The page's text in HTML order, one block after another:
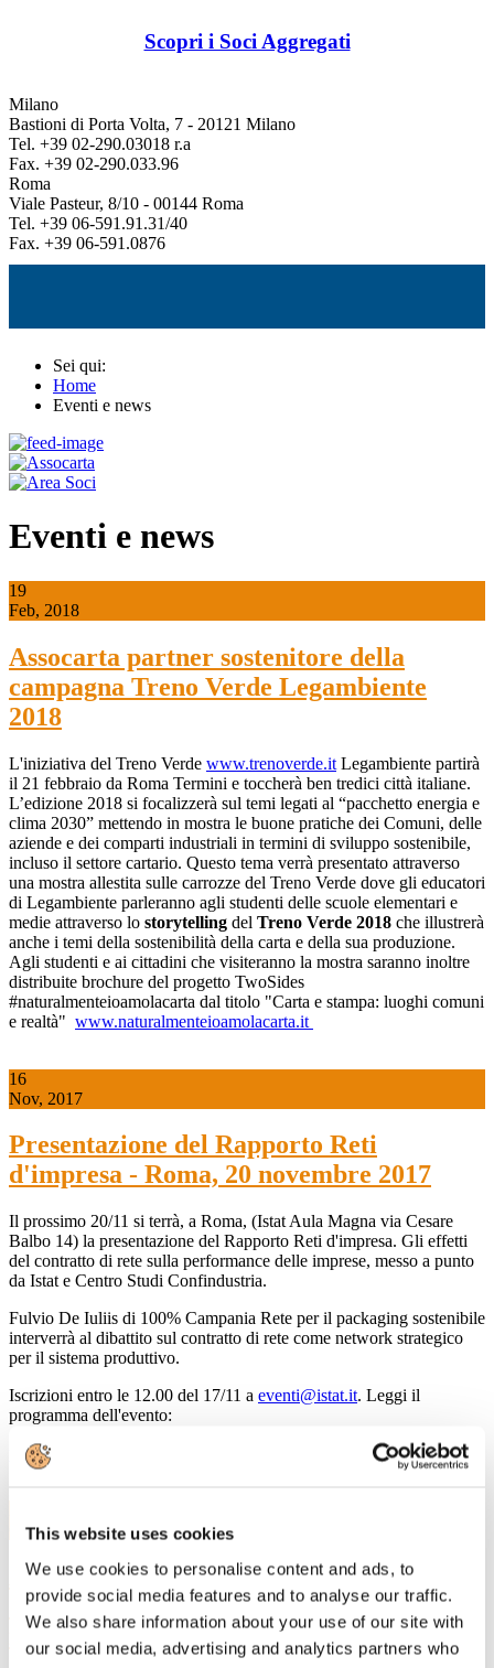
This website uses cookies
We use cookies to personalise content and ads, to
provide social media features and to analyse our traffic.
We also share information about your use of our site with
our social media, advertising and analytics partners who
Scopri i Soci Aggregati
Milano
Bastioni di Porta Volta, 7 - 20121 Milano
Tel. +39 02-290.03018 r.a
Fax. +39 02-290.033.96
Roma
Viale Pasteur, 8/10 - 00144 Roma
Tel. +39 06-591.91.31/40
Fax. +39 06-591.0876
Sei qui:
Home
Eventi e news
Eventi e news
19
Feb, 2018
Assocarta partner sostenitore della
campagna Treno Verde Legambiente
2018
L'iniziativa del Treno Verde www.trenoverde.it Legambiente partirà
il 21 febbraio da Roma Termini e toccherà ben tredici città italiane.
L’edizione 2018 si focalizzerà sul temi legati al “pacchetto energia e
clima 2030” mettendo in mostra le buone pratiche dei Comuni, delle
aziende e dei comparti industriali in termini di sviluppo sostenibile,
incluso il settore cartario. Questo tema verrà presentato attraverso
una mostra allestita sulle carrozze del Treno Verde dove gli educatori
di Legambiente parleranno agli studenti delle scuole elementari e
medie attraverso lo storytelling del Treno Verde 2018 che illustrerà
anche i temi della sostenibilità della carta e della sua produzione.
Agli studenti e ai cittadini che visiteranno la mostra saranno inoltre
distribuite brochure del progetto TwoSides
#naturalmenteioamolacarta dal titolo "Carta e stampa: luoghi comuni
e realtà" www.naturalmenteioamolacarta.it
16
Nov, 2017
Presentazione del Rapporto Reti
d'impresa - Roma, 20 novembre 2017
Il prossimo 20/11 si terrà, a Roma, (Istat Aula Magna via Cesare
Balbo 14) la presentazione del Rapporto Reti d'impresa. Gli effetti
del contratto di rete sulla performance delle imprese, messo a punto
da Istat e Centro Studi Confindustria.
Fulvio De Iuliis di 100% Campania Rete per il packaging sostenibile
interverrà al dibattito sul contratto di rete come network strategico
per il sistema produttivo.
Iscrizioni entro le 12.00 del 17/11 a eventi@istat.it. Leggi il
programma dell'evento:
presentazione del Rapporto Reti d'impresa
Giu, 2017
ARRIVA LA "ROADMAP" 2050 DEL
SETTORE CARTARIO: leggi il testo
nella versione italiana